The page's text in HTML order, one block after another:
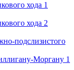
хода 1
хода 2
подслизистого
Моргану 1